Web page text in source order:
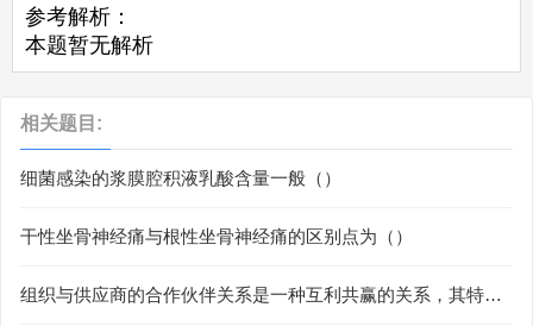
参考解析：
本题暂无解析
相关题目:
细菌感染的浆膜腔积液乳酸含量一般（）
干性坐骨神经痛与根性坐骨神经痛的区别点为（）
组织与供应商的合作伙伴关系是一种互利共赢的关系，其特征